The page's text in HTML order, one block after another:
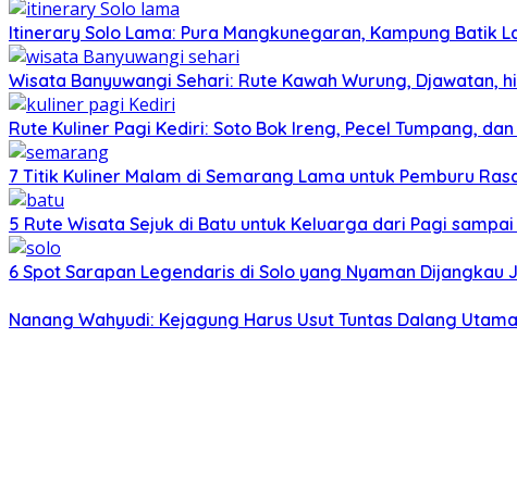
Itinerary Solo Lama: Pura Mangkunegaran, Kampung Batik
Wisata Banyuwangi Sehari: Rute Kawah Wurung, Djawatan,
Rute Kuliner Pagi Kediri: Soto Bok Ireng, Pecel Tumpang,
7 Titik Kuliner Malam di Semarang Lama untuk Pemburu
5 Rute Wisata Sejuk di Batu untuk Keluarga dari Pagi sampai
6 Spot Sarapan Legendaris di Solo yang Nyaman Dijangkau
Nanang Wahyudi: Kejagung Harus Usut Tuntas Dalang